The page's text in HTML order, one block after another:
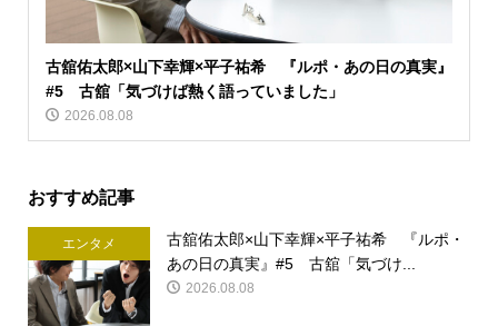
古舘佑太郎×山下幸輝×平子祐希 『ルポ・あの日の真実』
#5 古舘「気づけば熱く語っていました」
2026.08.08
おすすめ記事
エンタメ
古舘佑太郎×山下幸輝×平子祐希 『ルポ・
あの日の真実』#5 古舘「気づけ...
2026.08.08